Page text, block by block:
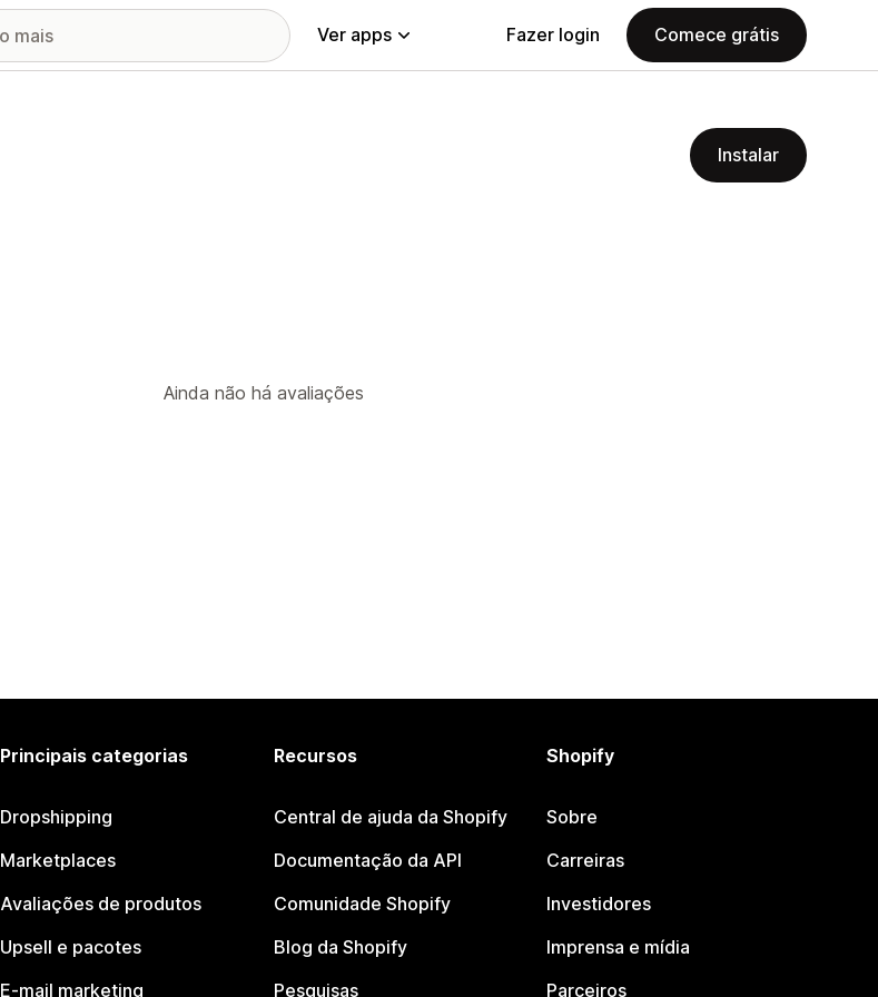
Ver apps Fazer login Comece grátis
Instalar
Ainda não há avaliações
Principais categorias
Dropshipping
Marketplaces
Avaliações de produtos
Upsell e pacotes
E-mail marketing
Recursos
Central de ajuda da Shopify
Documentação da API
Comunidade Shopify
Blog da Shopify
Pesquisas
Shopify
Sobre
Carreiras
Investidores
Imprensa e mídia
Parceiros